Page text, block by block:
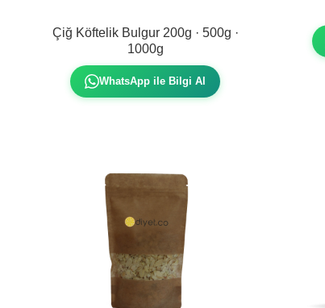
Çiğ Köftelik Bulgur 200g · 500g ·
1000g
WhatsApp ile Bilgi Al